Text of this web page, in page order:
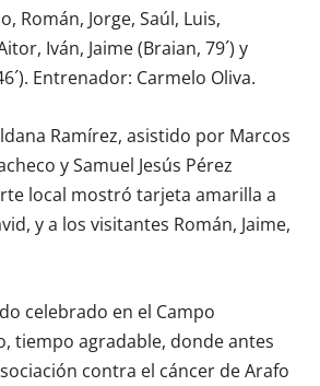
Román, Jorge, Saúl, Luis,
Iván, Jaime (Braian, 79´) y
Entrenador: Carmelo Oliva.
Ramírez, asistido por Marcos
y Samuel Jesús Pérez
local mostró tarjeta amarilla a
y a los visitantes Román, Jaime,
celebrado en el Campo
tiempo agradable, donde antes
contra el cáncer de Arafo